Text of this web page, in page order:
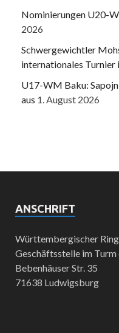
Nominierungen U20-
2026
Schwergewichtler
internationales Turnier
U17-WM Baku:
aus 1. August 2026
ANSCHRIFT
Württembergischer
Geschäftsstelle im Turm
Bebenhäuser Str. 35
71638 Ludwigsburg